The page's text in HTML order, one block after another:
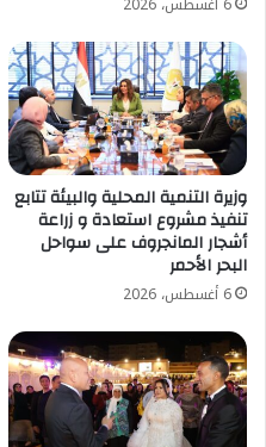
وزيرة التنمية المحلية والبيئة تتابع
تنفيذ مشروع استعادة و زراعة
أشجار المانجروف على سواحل
البحر الأحمر
6 أغسطس، 2026